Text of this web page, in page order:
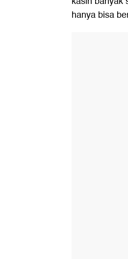
hanya bisa